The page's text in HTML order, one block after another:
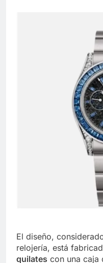
El diseño,
relojería, está
quilates con una caja